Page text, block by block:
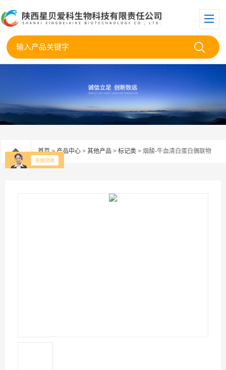
首页>产品中心 > 其他产品 > 标记类 > 烟酸-牛血清白蛋白偶联物